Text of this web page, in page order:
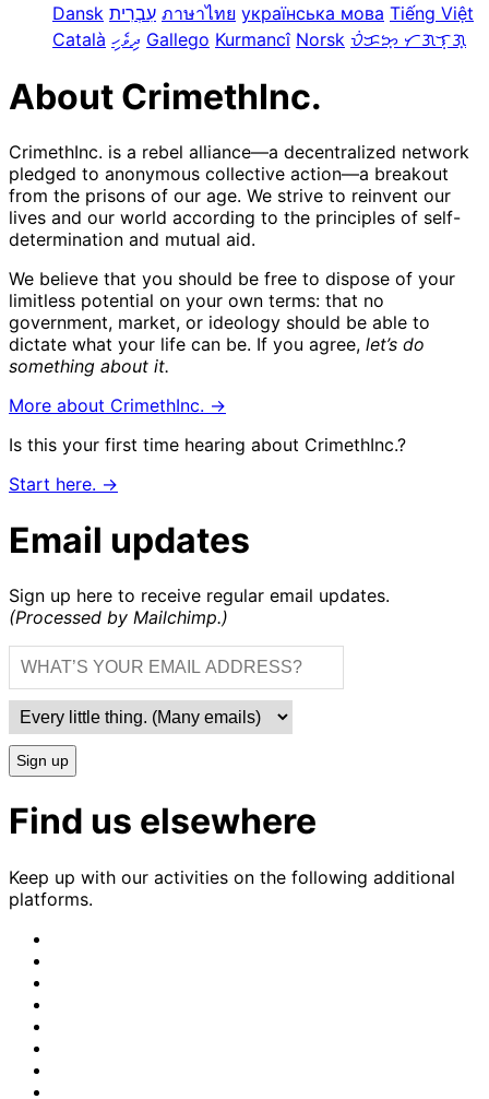
Dansk עִבְרִית ภาษาไทย українська мова Tiếng Việt
Català ދިވެހި Gallego Kurmancî Norsk ᜏᜒᜃᜅ᜔ ᜆᜄᜎᜓᜄ᜔
About CrimethInc.
CrimethInc. is a rebel alliance—a decentralized network
pledged to anonymous collective action—a breakout
from the prisons of our age. We strive to reinvent our
lives and our world according to the principles of self-
determination and mutual aid.
We believe that you should be free to dispose of your
limitless potential on your own terms: that no
government, market, or ideology should be able to
dictate what your life can be. If you agree, let’s do
something about it.
More about CrimethInc. →
Is this your first time hearing about CrimethInc.?
Start here. →
Email updates
Sign up here to receive regular email updates.
(Processed by Mailchimp.)
Sign up
Find us elsewhere
Keep up with our activities on the following additional
platforms.